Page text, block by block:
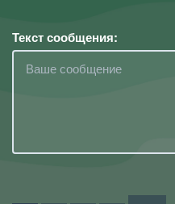
Текст сообщения: